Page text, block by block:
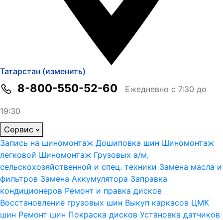
Татарстан (изменить)
8-800-550-52-60 Ежедневно с 7:30 до
19:30
Сервис
Запись на шиномонтаж Дошиповка шин Шиномонтаж
легковой Шиномонтаж Грузовых а/м,
сельскохозяйственной и спец. техники Замена масла и
фильтров Замена Аккумулятора Заправка
кондиционеров Ремонт и правка дисков
Восстановление грузовых шин Выкуп каркасов ЦМК
шин Ремонт шин Покраска дисков Установка датчиков